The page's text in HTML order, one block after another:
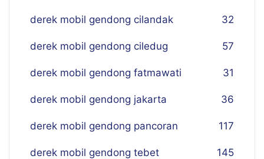
derek mobil gendong cilandak 32
derek mobil gendong ciledug 57
derek mobil gendong fatmawati 31
derek mobil gendong jakarta 36
derek mobil gendong pancoran 117
derek mobil gendong tebet 145